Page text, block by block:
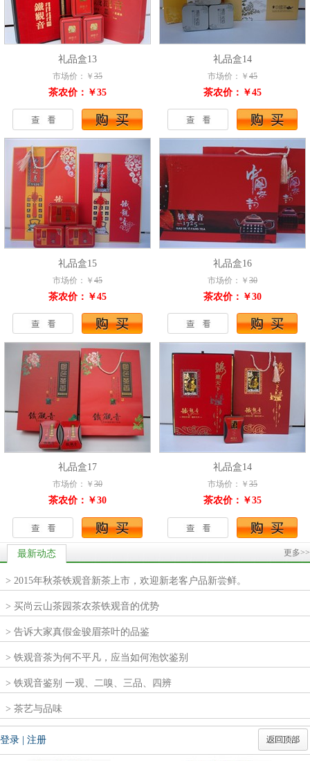
礼品盒13
市场价：￥ 35
茶农价：￥35
礼品盒14
市场价：￥ 45
茶农价：￥45
礼品盒15
市场价：￥ 45
茶农价：￥45
礼品盒16
市场价：￥ 30
茶农价：￥30
礼品盒17
市场价：￥ 30
茶农价：￥30
礼品盒14
市场价：￥ 35
茶农价：￥35
最新动态 更多>>
> 2015年秋茶铁观音新茶上市，欢迎新老客户品新尝鲜。
> 买尚云山茶园茶农茶铁观音的优势
> 告诉大家真假金骏眉茶叶的品鉴
> 铁观音茶为何不平凡，应当如何泡饮鉴别
> 铁观音鉴别 一观、二嗅、三品、四辨
> 茶艺与品味
登录 | 注册